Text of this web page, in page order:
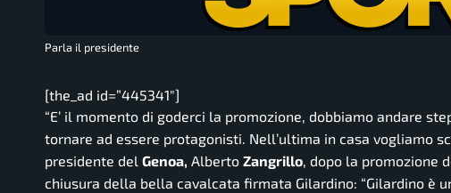
Parla il presidente
[the_ad id=”445341″]
“E’ il momento di goderci la promozione, dobbiamo andare
tornare ad essere protagonisti. Nell’ultima in casa vogliamo
presidente del Genoa, Alberto Zangrillo, dopo la promozione
chiusura della bella cavalcata firmata Gilardino: “Gilardino è